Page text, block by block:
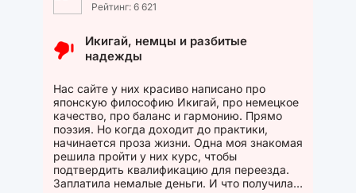
Рейтинг: 6 621
Икигай, немцы и разбитые
надежды
Нас сайте у них красиво написано про
японскую философию Икигай, про немецкое
качество, про баланс и гармонию. Прямо
поэзия. Но когда доходит до практики,
начинается проза жизни. Одна моя знакомая
решила пройти у них курс, чтобы
подтвердить квалификацию для переезда.
Заплатила немалые деньги. И что получила?